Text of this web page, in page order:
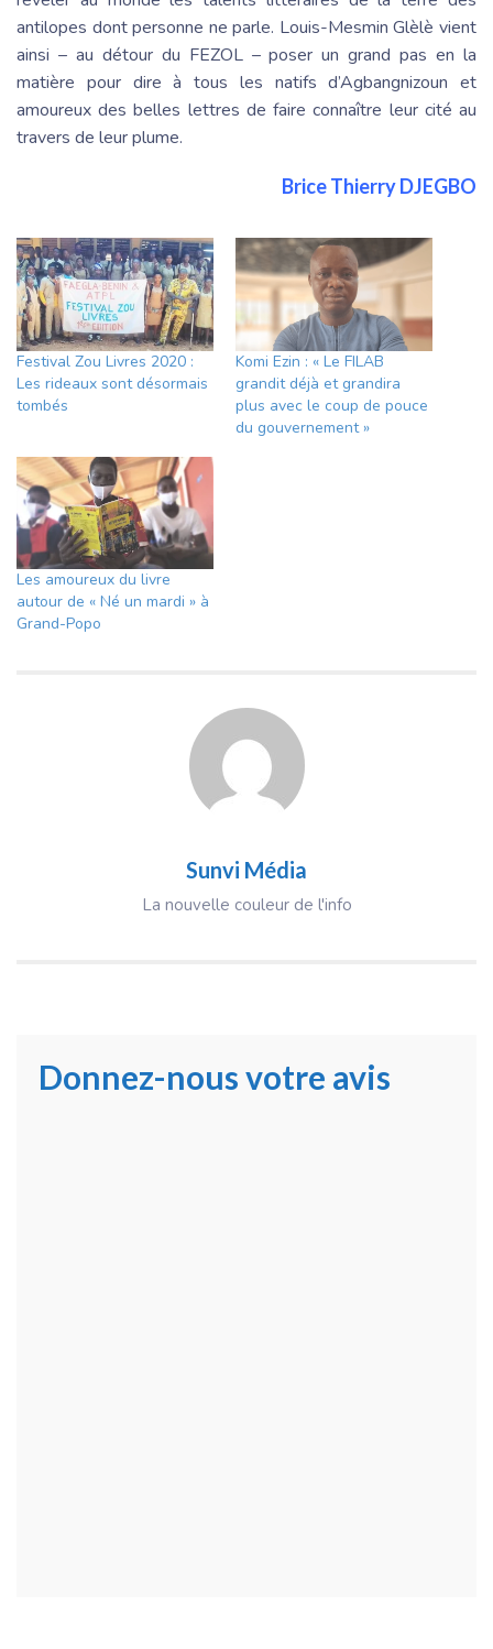
antilopes dont personne ne parle. Louis-Mesmin Glèlè vient
ainsi – au détour du FEZOL – poser un grand pas en la
matière pour dire à tous les natifs d’Agbangnizoun et
amoureux des belles lettres de faire connaître leur cité au
travers de leur plume.
Brice Thierry DJEGBO
Festival Zou Livres 2020 :
Les rideaux sont désormais
tombés
Komi Ezin : « Le FILAB
grandit déjà et grandira
plus avec le coup de pouce
du gouvernement »
Les amoureux du livre
autour de « Né un mardi » à
Grand-Popo
Sunvi Média
La nouvelle couleur de l'info
Donnez-nous votre avis